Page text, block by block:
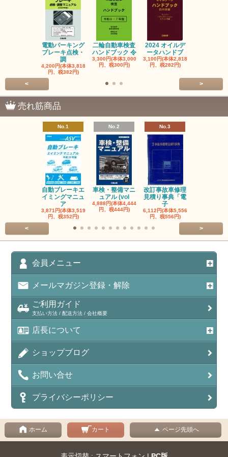
電動パーキング
ブレーキ点検・
調
4,200円(本体3,818
円、税382円)
二輪自動車検査
ハンドブック 令
3,300円(本体3,000
円、税300円)
2024 オイルデ
ータハンドブ
3,100円(本体2,818
円、税282円)
< >
売れ筋商品
No.1
自動ブレーキエ
イミングマニュ
ア
3,871円(本体3,519
円、税352円)
No.2
車検・整備マニ
ュアル (vol
4,888円(本体4,444
円、税444円)
No.3
改訂事故車修理
見積り事典「電
子
6,112円(本体5,556
円、税556円)
< >
会員メニュー
メールマガジン登録・解除
ご利用ガイド
支払い方法 / 配送方法 / 会社概要
店長について
ショップブログ
お問い合せ
プライバシーポリシー
ホーム カート ページ先頭へ